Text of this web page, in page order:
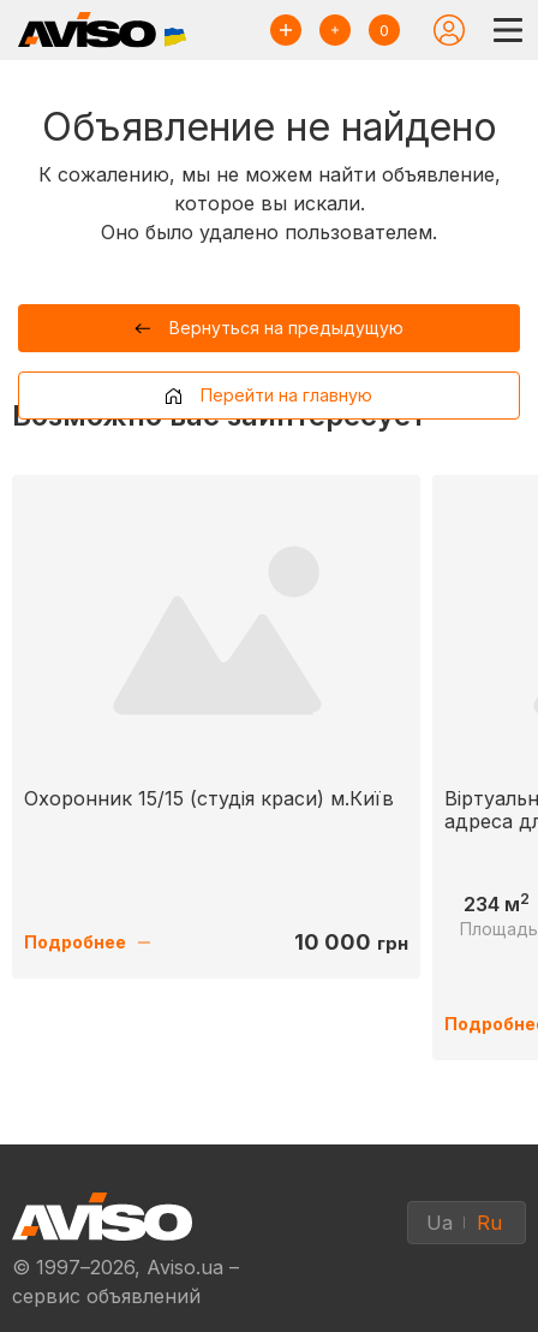
0
Объявление не найдено
К сожалению, мы не можем найти объявление,
которое вы искали.
Оно было удалено пользователем.
Вернуться на предыдущую
Перейти на главную
Возможно вас заинтересует
Охоронник 15/15 (студія краси) м.Київ
Подробнее 10 000 грн
адреса
234 м2
Площадь
© 1997–2026, Aviso.ua –
сервис объявлений
Ua Ru